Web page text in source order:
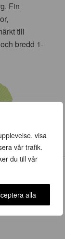
visa
vår trafik.
du till vår
alla
Fin
till
bredd 1-